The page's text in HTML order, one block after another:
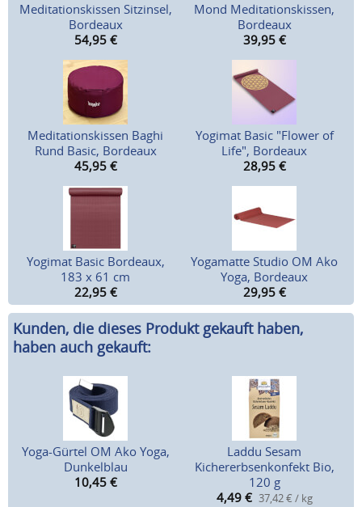
Meditationskissen Sitzinsel,
Bordeaux
54,95 €
Mond Meditationskissen,
Bordeaux
39,95 €
Meditationskissen Baghi
Rund Basic, Bordeaux
45,95 €
Yogimat Basic "Flower of
Life", Bordeaux
28,95 €
Yogimat Basic Bordeaux,
183 x 61 cm
22,95 €
Yogamatte Studio OM Ako
Yoga, Bordeaux
29,95 €
Kunden, die dieses Produkt gekauft haben,
haben auch gekauft:
Yoga-Gürtel OM Ako Yoga,
Dunkelblau
10,45 €
Laddu Sesam
Kichererbsenkonfekt Bio,
120 g
4,49 € 37,42 € / kg